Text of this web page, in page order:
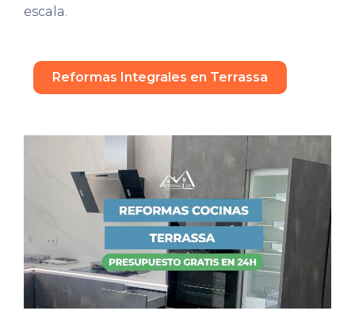
escala.
Reformas Integrales en Terrassa